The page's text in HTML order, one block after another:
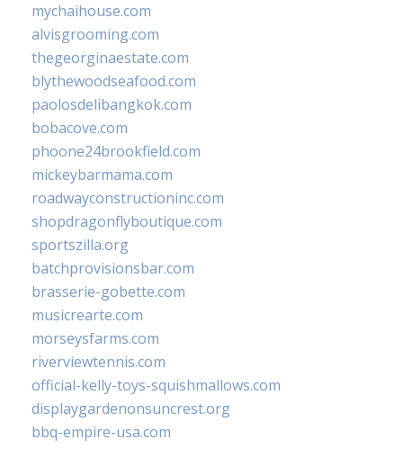
mychaihouse.com
alvisgrooming.com
thegeorginaestate.com
blythewoodseafood.com
paolosdelibangkok.com
bobacove.com
phoone24brookfield.com
mickeybarmama.com
roadwayconstructioninc.com
shopdragonflyboutique.com
sportszilla.org
batchprovisionsbar.com
brasserie-gobette.com
musicrearte.com
morseysfarms.com
riverviewtennis.com
official-kelly-toys-squishmallows.com
displaygardenonsuncrest.org
bbq-empire-usa.com